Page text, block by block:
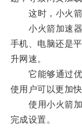
这时，小火箭
小火箭加速器
手机、电脑还是
升网速。
它能够通过优
使用户可以更加
使用小火箭加
完成设置。